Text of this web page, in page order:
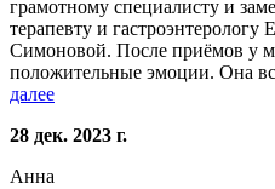
грамотному специалисту и
терапевту и гастроэнтерологу
Симоновой. После приёмов у
положительные эмоции. Она
далее
28 дек. 2023 г.
Анна